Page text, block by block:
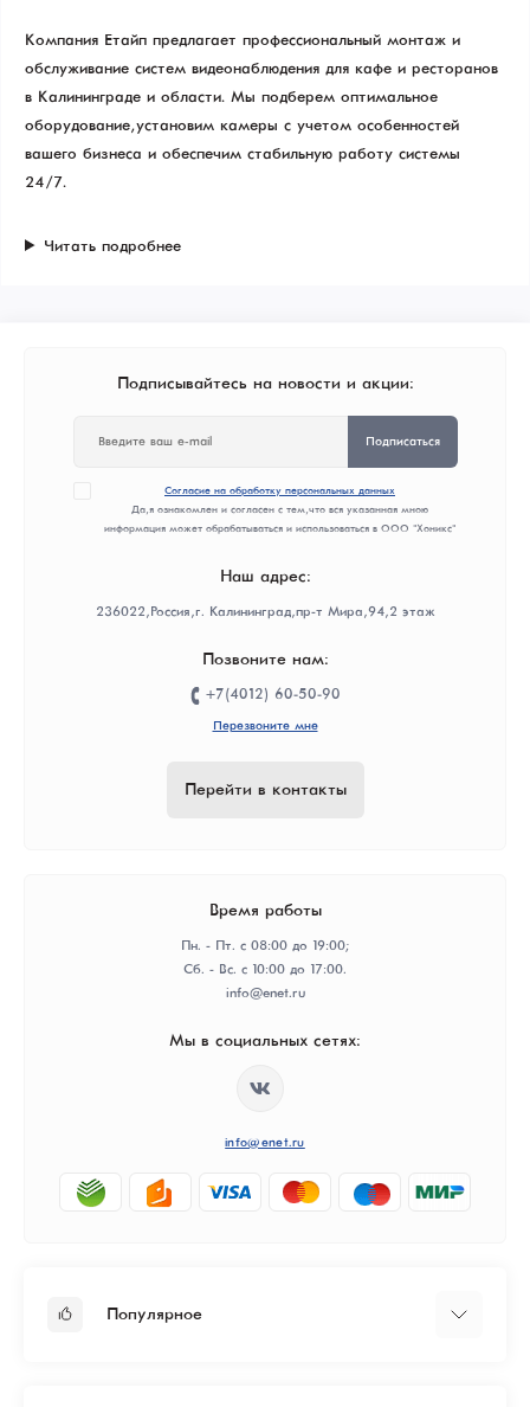
Компания Етайп предлагает профессиональный монтаж и
обслуживание систем видеонаблюдения для кафе и ресторанов
в Калининграде и области. Мы подберем оптимальное
оборудование, установим камеры с учетом особенностей
вашего бизнеса и обеспечим стабильную работу системы
24/7.
Читать подробнее
Подписывайтесь на новости и акции:
Подписаться
Согласие на обработку персональных данных
Да, я ознакомлен и согласен с тем, что вся указанная мною
информация может обрабатываться и использоваться в ООО "Хоникс"
Наш адрес:
236022, Россия, г. Калининград, пр-т Мира, 94, 2 этаж
Позвоните нам:
+7(4012) 60-50-90
Перезвоните мне
Перейти в контакты
Время работы
Пн. - Пт. с 08:00 до 19:00;
Сб. - Вс. с 10:00 до 17:00.
info@enet.ru
Мы в социальных сетях:
info@enet.ru
Популярное